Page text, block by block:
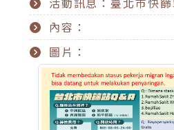
內容：
圖片：